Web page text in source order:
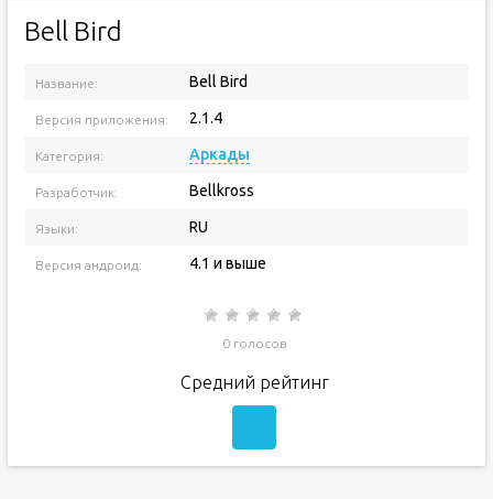
Bell Bird
Название: Bell Bird
Версия приложения: 2.1.4
Категория: Аркады
Разработчик: Bellkross
Языки: RU
Версия андроид: 4.1 и выше
0 голосов
Средний рейтинг